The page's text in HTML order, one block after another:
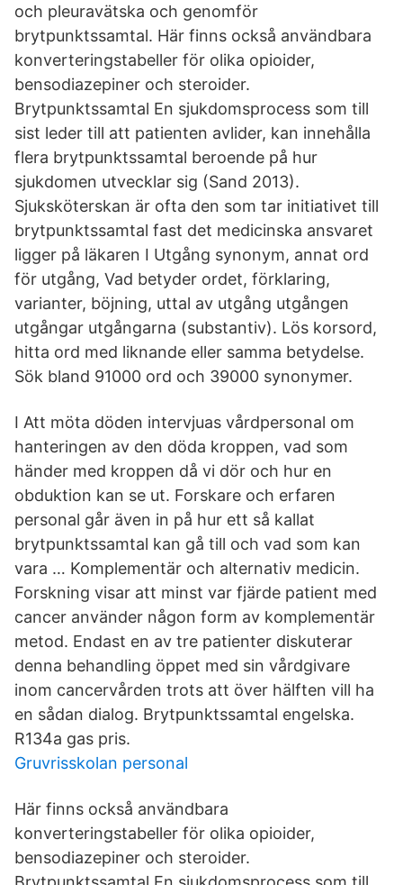
och pleuravätska och genomför
brytpunktssamtal. Här finns också användbara
konverteringstabeller för olika opioider,
bensodiazepiner och steroider.
Brytpunktssamtal En sjukdomsprocess som till
sist leder till att patienten avlider, kan innehålla
flera brytpunktssamtal beroende på hur
sjukdomen utvecklar sig (Sand 2013).
Sjuksköterskan är ofta den som tar initiativet till
brytpunktssamtal fast det medicinska ansvaret
ligger på läkaren I Utgång synonym, annat ord
för utgång, Vad betyder ordet, förklaring,
varianter, böjning, uttal av utgång utgången
utgångar utgångarna (substantiv). Lös korsord,
hitta ord med liknande eller samma betydelse.
Sök bland 91000 ord och 39000 synonymer.
I Att möta döden intervjuas vårdpersonal om
hanteringen av den döda kroppen, vad som
händer med kroppen då vi dör och hur en
obduktion kan se ut. Forskare och erfaren
personal går även in på hur ett så kallat
brytpunktssamtal kan gå till och vad som kan
vara … Komplementär och alternativ medicin.
Forskning visar att minst var fjärde patient med
cancer använder någon form av komplementär
metod. Endast en av tre patienter diskuterar
denna behandling öppet med sin vårdgivare
inom cancervården trots att över hälften vill ha
en sådan dialog. Brytpunktssamtal engelska.
R134a gas pris.
Gruvrisskolan personal
Här finns också användbara
konverteringstabeller för olika opioider,
bensodiazepiner och steroider.